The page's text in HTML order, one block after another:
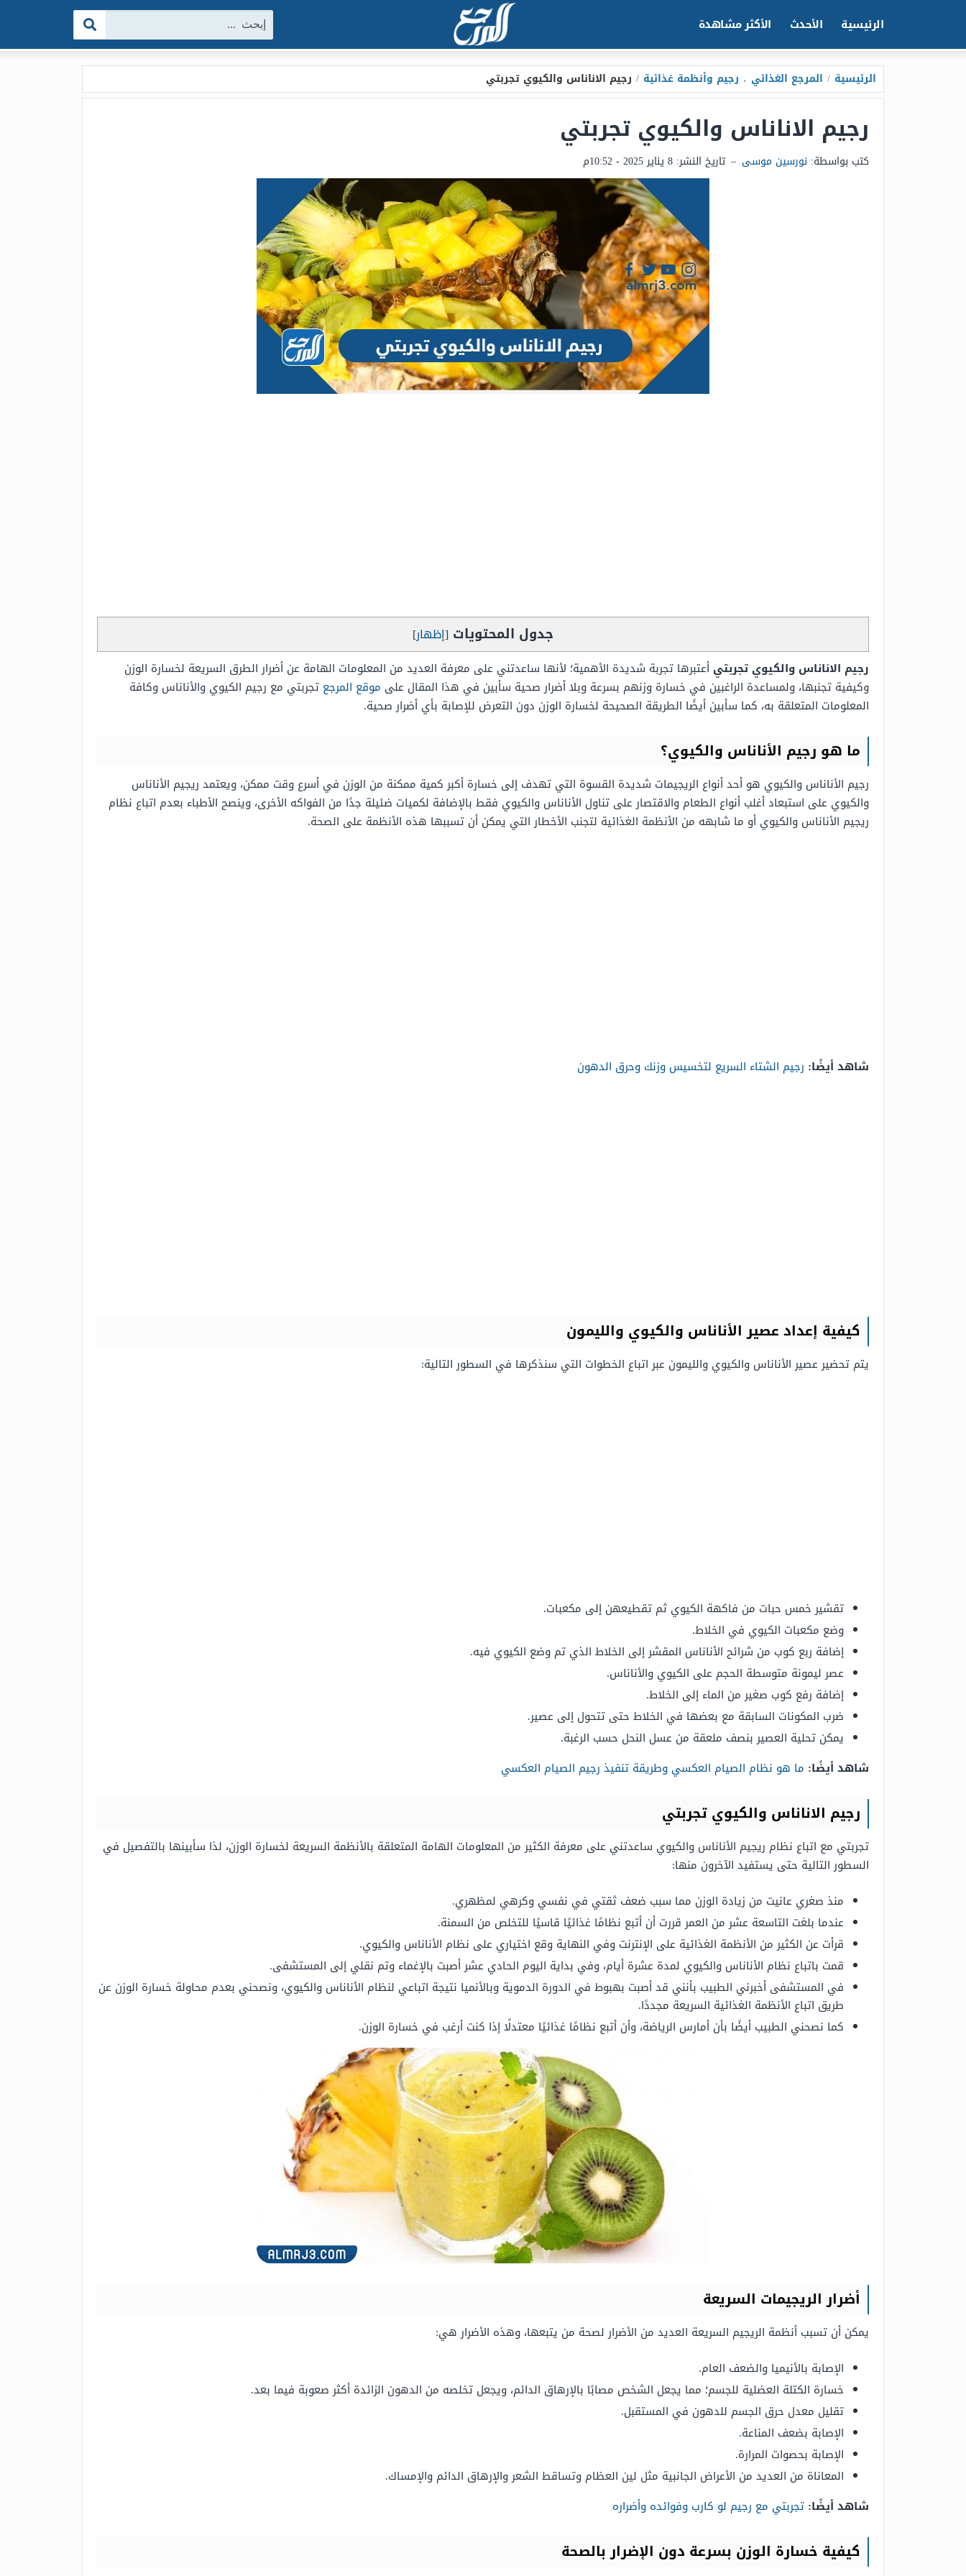
الرئيسية الأحدث الأكثر مشاهدة البحث:
الرئيسية / المرجع الغذائي ، رجيم وأنظمة غذائية / رجيم الاناناس والكيوي تجربتي
رجيم الاناناس والكيوي تجربتي
كتب بواسطة: نورسين موسى – تاريخ النشر: 8 يناير 2025 - 10:52م
جدول المحتويات [إظهار]
رجيم الاناناس والكيوي تجربتي أعتبرها تجربة شديدة الأهمية؛ لأنها ساعدتني على معرفة العديد من المعلومات الهامة عن أضرار الطرق السريعة لخسارة الوزن
وكيفية تجنبها، ولمساعدة الراغبين في خسارة وزنهم بسرعة وبلا أضرار صحية سأبين في هذا المقال على موقع المرجع تجربتي مع رجيم الكيوي والأناناس وكافة
المعلومات المتعلقة به، كما سأبين أيضًا الطريقة الصحيحة لخسارة الوزن دون التعرض للإصابة بأي أضرار صحية.
ما هو رجيم الأناناس والكيوي؟
رجيم الأناناس والكيوي هو أحد أنواع الريجيمات شديدة القسوة التي تهدف إلى خسارة أكبر كمية ممكنة من الوزن في أسرع وقت ممكن، ويعتمد ريجيم الأناناس
والكيوي على استبعاد أغلب أنواع الطعام والاقتصار على تناول الأناناس والكيوي فقط بالإضافة لكميات ضئيلة جدًا من الفواكه الأخرى، وينصح الأطباء بعدم اتباع نظام
ريجيم الأناناس والكيوي أو ما شابهه من الأنظمة الغذائية لتجنب الأخطار التي يمكن أن تسببها هذه الأنظمة على الصحة.
شاهد أيضًا: رجيم الشتاء السريع لتخسيس وزنك وحرق الدهون
كيفية إعداد عصير الأناناس والكيوي والليمون
يتم تحضير عصير الأناناس والكيوي والليمون عبر اتباع الخطوات التي سنذكرها في السطور التالية:
تقشير خمس حبات من فاكهة الكيوي ثم تقطيعهن إلى مكعبات.
وضع مكعبات الكيوي في الخلاط.
إضافة ربع كوب من شرائح الأناناس المقشر إلى الخلاط الذي تم وضع الكيوي فيه.
عصر ليمونة متوسطة الحجم على الكيوي والأناناس.
إضافة رفع كوب صغير من الماء إلى الخلاط.
ضرب المكونات السابقة مع بعضها في الخلاط حتى تتحول إلى عصير.
يمكن تحلية العصير بنصف ملعقة من عسل النحل حسب الرغبة.
شاهد أيضًا: ما هو نظام الصيام العكسي وطريقة تنفيذ رجيم الصيام العكسي
رجيم الاناناس والكيوي تجربتي
تجربتي مع اتباع نظام ريجيم الأناناس والكيوي ساعدتني على معرفة الكثير من المعلومات الهامة المتعلقة بالأنظمة السريعة لخسارة الوزن، لذا سأبينها بالتفصيل في
السطور التالية حتى يستفيد الآخرون منها:
منذ صغري عانيت من زيادة الوزن مما سبب ضعف ثقتي في نفسي وكرهي لمظهري.
عندما بلغت التاسعة عشر من العمر قررت أن أتبع نظامًا غذائيًا قاسيًا للتخلص من السمنة.
قرأت عن الكثير من الأنظمة الغذائية على الإنترنت وفي النهاية وقع اختياري على نظام الأناناس والكيوي.
قمت باتباع نظام الأناناس والكيوي لمدة عشرة أيام، وفي بداية اليوم الحادي عشر أصبت بالإغماء وتم نقلي إلى المستشفى.
في المستشفى أخبرني الطبيب بأنني قد أصبت بهبوط في الدورة الدموية وبالأنميا نتيجة اتباعي لنظام الأناناس والكيوي، ونصحني بعدم محاولة خسارة الوزن عن
طريق اتباع الأنظمة الغذائية السريعة مجددًا.
كما نصحني الطبيب أيضًا بأن أمارس الرياضة، وأن أتبع نظامًا غذائيًا معتدلًا إذا كنت أرغب في خسارة الوزن.
أضرار الريجيمات السريعة
يمكن أن تسبب أنظمة الريجيم السريعة العديد من الأضرار لصحة من يتبعها، وهذه الأضرار هي:
الإصابة بالأنيميا والضعف العام.
خسارة الكتلة العضلية للجسم؛ مما يجعل الشخص مصابًا بالإرهاق الدائم، ويجعل تخلصه من الدهون الزائدة أكثر صعوبة فيما بعد.
تقليل معدل حرق الجسم للدهون في المستقبل.
الإصابة بضعف المناعة.
الإصابة بحصوات المرارة.
المعاناة من العديد من الأعراض الجانبية مثل لين العظام وتساقط الشعر والإرهاق الدائم والإمساك.
شاهد أيضًا: تجربتي مع رجيم لو كارب وفوائده وأضراره
كيفية خسارة الوزن بسرعة دون الإضرار بالصحة